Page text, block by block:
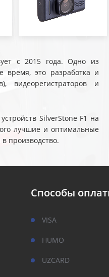
с 2015 года. Одно из
время, это разработка и
видеорегистраторов и
SilverStone F1 на
лучшие и оптимальные
производство.
Способы
VISA
HUMO
UZCARD